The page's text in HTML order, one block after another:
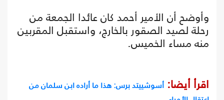
وأوضح أن الأمير أحمد كان عائدا الجمعة من
رحلة لصيد الصقور بالخارج، واستقبل المقربين
منه مساء الخميس.
اقرأ أيضا: أسوشييتد برس: هذا ما أراده ابن سلمان من